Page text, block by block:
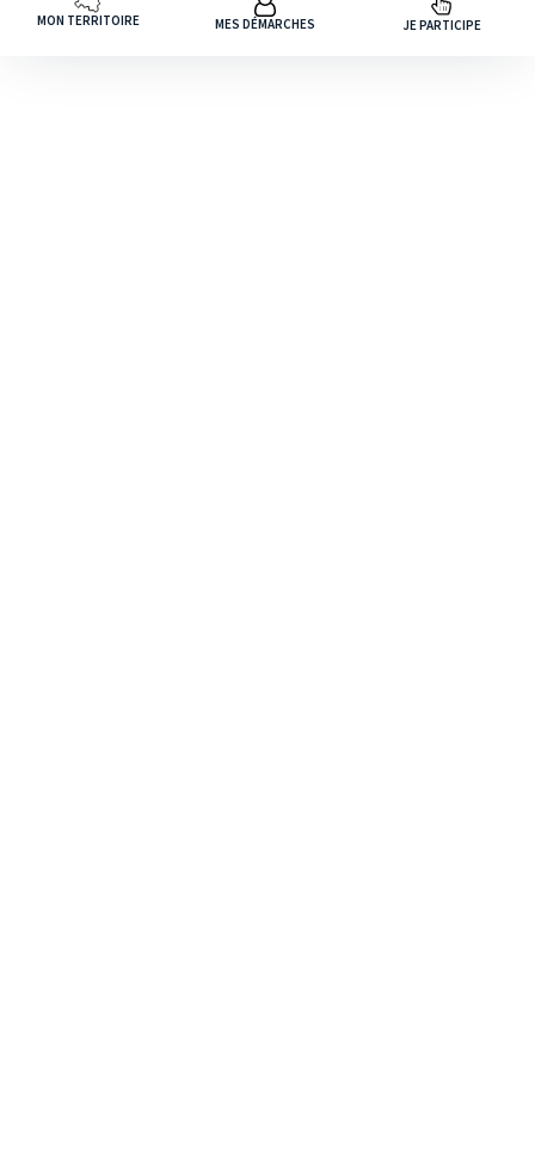
MON TERRITOIRE MES DÉMARCHES JE PARTICIPE